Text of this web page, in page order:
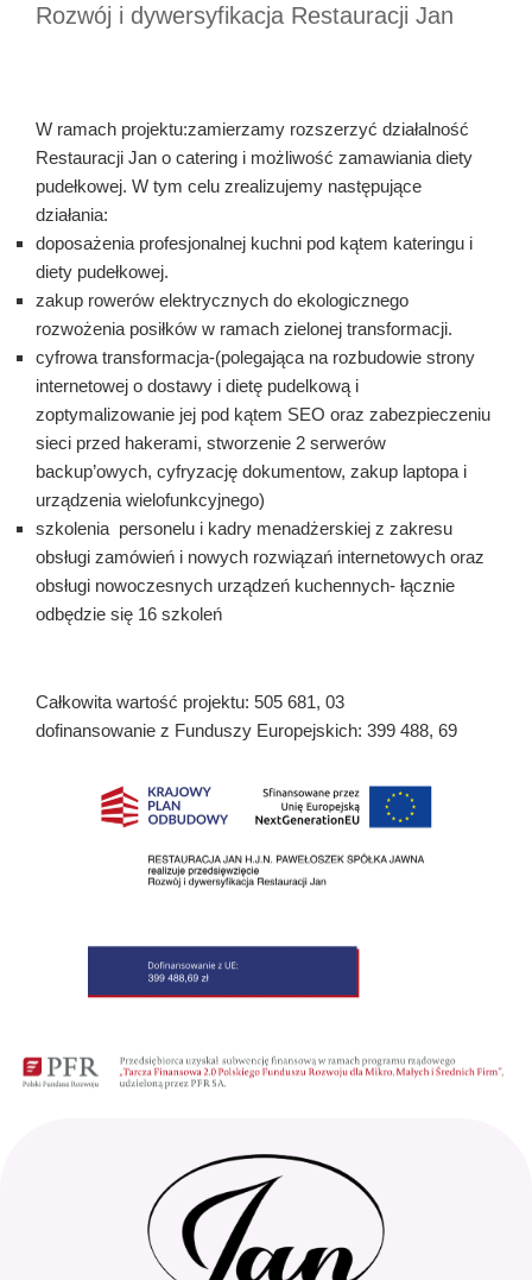
Rozwój i dywersyfikacja Restauracji Jan
W ramach projektu:zamierzamy rozszerzyć działalność
Restauracji Jan o catering i możliwość zamawiania diety
pudełkowej. W tym celu zrealizujemy następujące
działania:
doposażenia profesjonalnej kuchni pod kątem kateringu i
diety pudełkowej.
zakup rowerów elektrycznych do ekologicznego
rozwożenia posiłków w ramach zielonej transformacji.
cyfrowa transformacja-(polegająca na rozbudowie strony
internetowej o dostawy i dietę pudelkową i
zoptymalizowanie jej pod kątem SEO oraz zabezpieczeniu
sieci przed hakerami, stworzenie 2 serwerów
backup’owych, cyfryzację dokumentow, zakup laptopa i
urządzenia wielofunkcyjnego)
szkolenia personelu i kadry menadżerskiej z zakresu
obsługi zamówień i nowych rozwiązań internetowych oraz
obsługi nowoczesnych urządzeń kuchennych- łącznie
odbędzie się 16 szkoleń
Całkowita wartość projektu: 505 681, 03
dofinansowanie z Funduszy Europejskich: 399 488, 69